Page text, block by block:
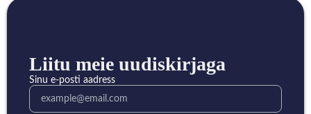
Liitu meie uudiskirjaga
Sinu e-posti aadress